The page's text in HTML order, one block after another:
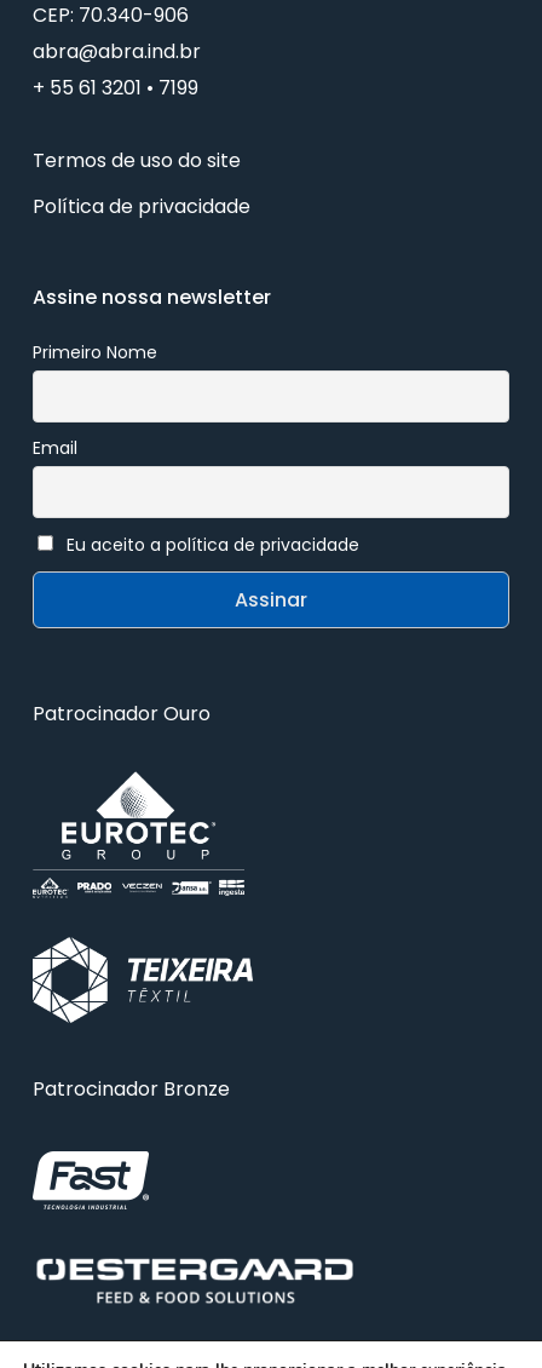
CEP: 70.340-906
abra@abra.ind.br
+ 55 61 3201 • 7199
Termos de uso do site
Política de privacidade
Assine nossa newsletter
Primeiro Nome
Email
Eu aceito a política de privacidade
Patrocinador Ouro
Patrocinador Bronze